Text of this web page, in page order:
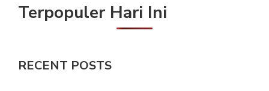
Terpopuler Hari Ini
RECENT POSTS